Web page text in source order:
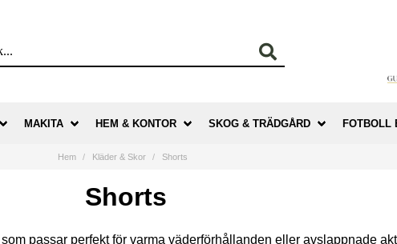
MAKITA HEM & KONTOR SKOG & TRÄDGÅRD FOTBOLL
Hem Kläder & Skor Shorts
Shorts
passar perfekt för varma väderförhållanden eller avslappnade